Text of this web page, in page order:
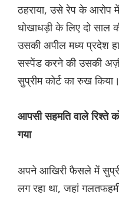
ठहराया, उसे रेप के
धोखाधड़ी के लिए दो
उसकी अपील मध्य प्रदेश
सस्पेंड करने की उसकी
सुप्रीम कोर्ट का रुख किया।
आपसी सहमति वाले रिश्ते
गया
अपने आखिरी फैसले में
लग रहा था, जहां